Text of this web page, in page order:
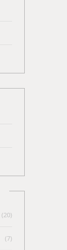
(20)
(7)